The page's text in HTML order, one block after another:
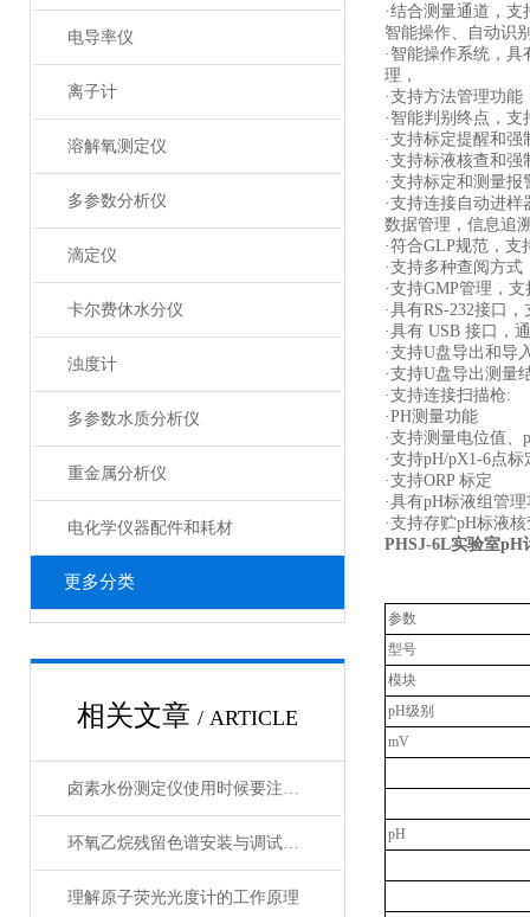
电导率仪
离子计
溶解氧测定仪
多参数分析仪
滴定仪
卡尔费休水分仪
浊度计
多参数水质分析仪
重金属分析仪
电化学仪器配件和耗材
更多分类
相关文章 / ARTICLE
卤素水份测定仪使用时候要注意的八个事项
环氧乙烷残留色谱安装与调试看这里！
理解原子荧光光度计的工作原理
·结合测量通道，
智能操作、自动识
·智能操作系统，
理，
·支持方法管理功
·智能判别终点，
·支持标定提醒和强
·支持标液核查和强
·支持标定和测量报
·支持连接自动进
数据管理，信息追
·符合GLP规范，
·支持多种查阅方
·支持GMP管理，
·具有RS-232接口
·具有 USB 接口，
·支持U盘导出和导
·支持U盘导出测量
·支持连接扫描枪:
·PH测量功能
·支持测量电位值、
·支持pH/pX1-6点
·支持ORP 标定
·具有pH标液组管
·支持存贮pH标液
PHSJ-6L实验室pH
参数
型号
模块
pH级别
mV
pH